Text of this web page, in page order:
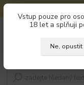
Vstup pouze pro
18 let a splňuji
Ne,
+420 793 960 166